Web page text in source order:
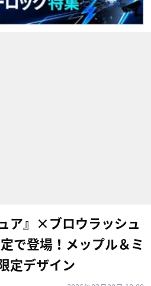
ア』×ブロウラッシュ
で登場！メップル＆ミ
定デザイン